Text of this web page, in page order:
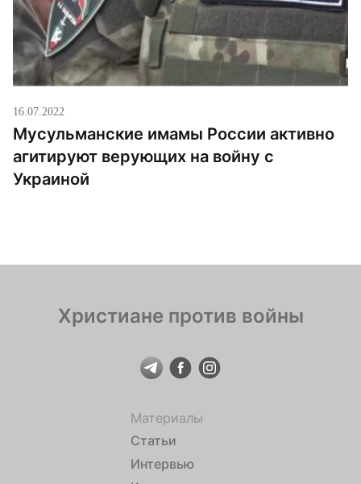
16.07.2022
Мусульманские имамы России активно
агитируют верующих на войну с
Украиной
Христиане против войны
Материалы
Статьи
Интервью